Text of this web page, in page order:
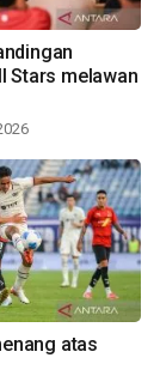
Stars melawan
atas